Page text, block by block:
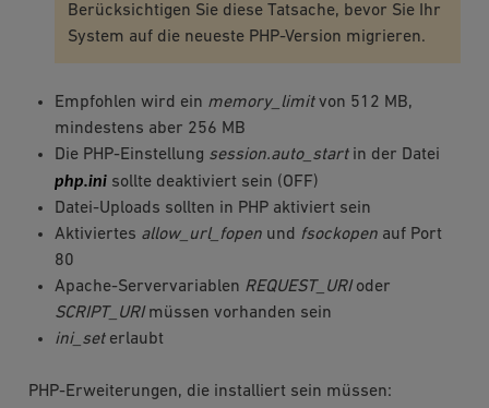
Berücksichtigen Sie diese Tatsache, bevor Sie Ihr
System auf die neueste PHP-Version migrieren.
Empfohlen wird ein memory_limitvon 512 MB,
mindestens aber 256 MB
Die PHP-Einstellung session.auto_startin der Datei
php.inisollte deaktiviert sein (OFF)
Datei-Uploads sollten in PHP aktiviert sein
Aktiviertes allow_url_fopenund fsockopenauf Port
80
Apache-Servervariablen REQUEST_URIoder
SCRIPT_URImüssen vorhanden sein
ini_seterlaubt
PHP-Erweiterungen, die installiert sein müssen: